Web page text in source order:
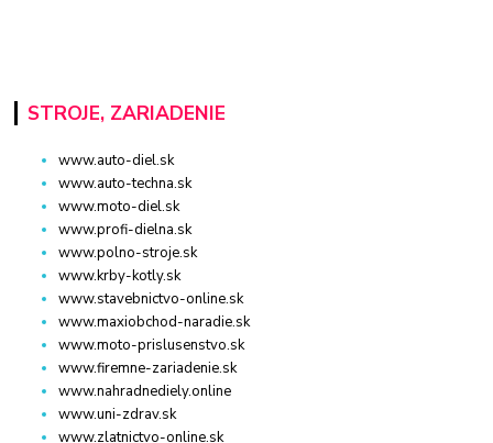
STROJE, ZARIADENIE
www.auto-diel.sk
www.auto-techna.sk
www.moto-diel.sk
www.profi-dielna.sk
www.polno-stroje.sk
www.krby-kotly.sk
www.stavebnictvo-online.sk
www.maxiobchod-naradie.sk
www.moto-prislusenstvo.sk
www.firemne-zariadenie.sk
www.nahradnediely.online
www.uni-zdrav.sk
www.zlatnictvo-online.sk